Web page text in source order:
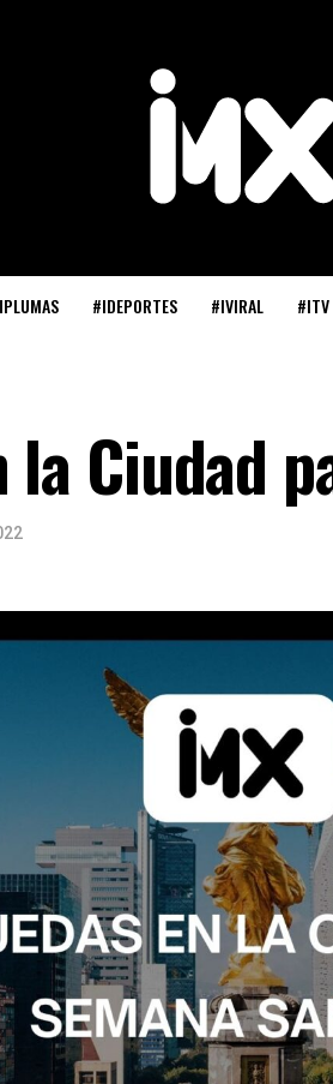
#IDEPORTES #IVIRAL #ITV
la Ciudad